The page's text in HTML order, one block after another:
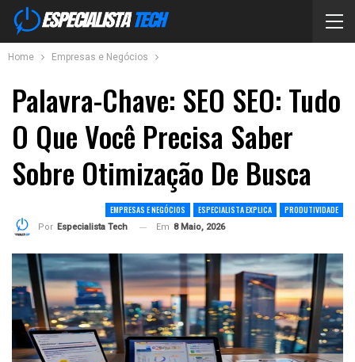
Home Empresas e Negócios
Palavra-Chave: SEO SEO: Tudo
O Que Você Precisa Saber
Sobre Otimização De Busca
EMPRESAS E NEGÓCIOS ESPECIALISTA EXPLICA PRODUTIVIDADE
Por Especialista Tech Em 8 Maio, 2026